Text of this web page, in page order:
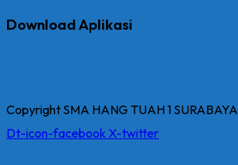
Download Aplikasi
Copyright SMA HANG TUAH 1 SURABAYA
Dt-icon-facebook X-twitter